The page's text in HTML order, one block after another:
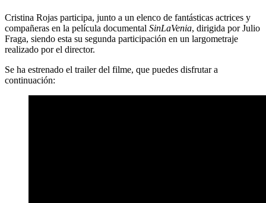
Cristina Rojas participa, junto a un elenco de fantásticas actrices y
compañeras en la película documental SinLaVenia, dirigida por Julio
Fraga, siendo esta su segunda participación en un largometraje
realizado por el director.
Se ha estrenado el trailer del filme, que puedes disfrutar a
continuación: